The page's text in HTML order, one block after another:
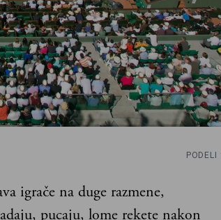
PODELI
igrače na duge razmene,
pucaju, lome rekete nakon